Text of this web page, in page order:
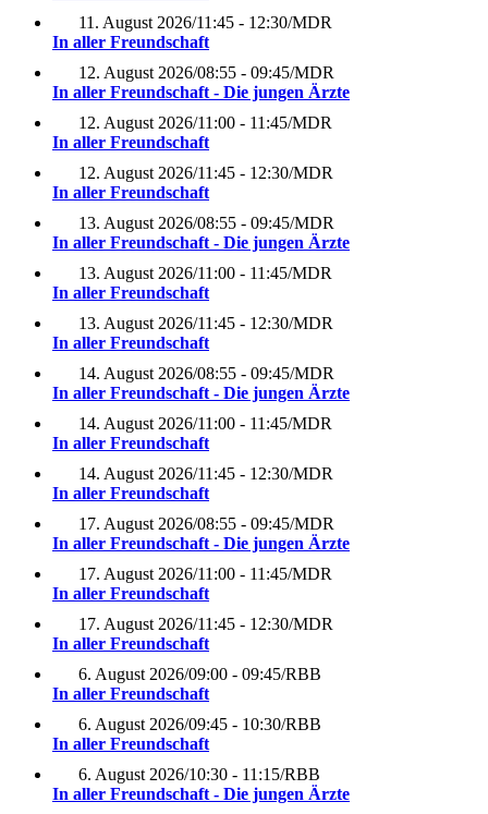
11. August 2026/11:45 - 12:30/MDR
In aller Freundschaft
12. August 2026/08:55 - 09:45/MDR
In aller Freundschaft - Die jungen Ärzte
12. August 2026/11:00 - 11:45/MDR
In aller Freundschaft
12. August 2026/11:45 - 12:30/MDR
In aller Freundschaft
13. August 2026/08:55 - 09:45/MDR
In aller Freundschaft - Die jungen Ärzte
13. August 2026/11:00 - 11:45/MDR
In aller Freundschaft
13. August 2026/11:45 - 12:30/MDR
In aller Freundschaft
14. August 2026/08:55 - 09:45/MDR
In aller Freundschaft - Die jungen Ärzte
14. August 2026/11:00 - 11:45/MDR
In aller Freundschaft
14. August 2026/11:45 - 12:30/MDR
In aller Freundschaft
17. August 2026/08:55 - 09:45/MDR
In aller Freundschaft - Die jungen Ärzte
17. August 2026/11:00 - 11:45/MDR
In aller Freundschaft
17. August 2026/11:45 - 12:30/MDR
In aller Freundschaft
6. August 2026/09:00 - 09:45/RBB
In aller Freundschaft
6. August 2026/09:45 - 10:30/RBB
In aller Freundschaft
6. August 2026/10:30 - 11:15/RBB
In aller Freundschaft - Die jungen Ärzte